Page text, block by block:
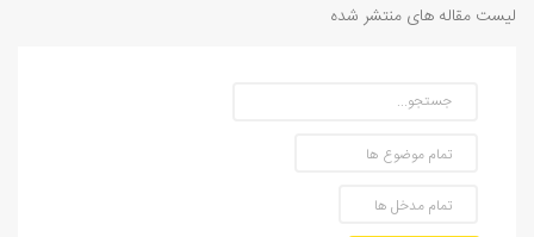
لیست مقاله های منتشر شده